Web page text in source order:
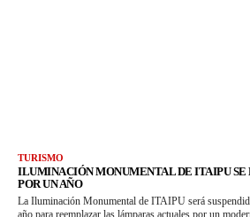
TURISMO
ILUMINACIÓN MONUMENTAL DE ITAIPU SE
POR UN AÑO
La Iluminación Monumental de ITAIPU será
año para reemplazar las lámparas actuales por un